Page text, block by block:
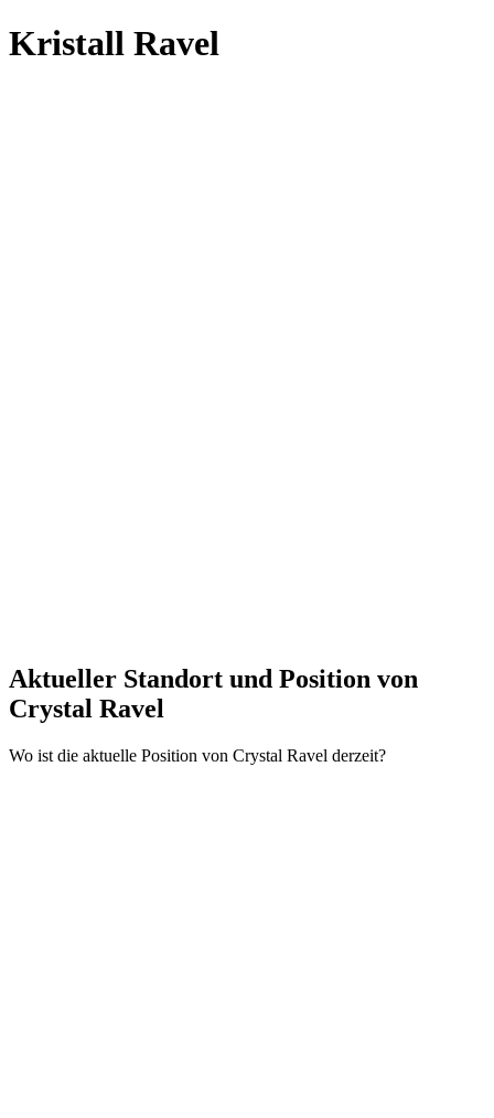
Kristall Ravel
Aktueller Standort und Position von
Crystal Ravel
Wo ist die aktuelle Position von Crystal Ravel derzeit?